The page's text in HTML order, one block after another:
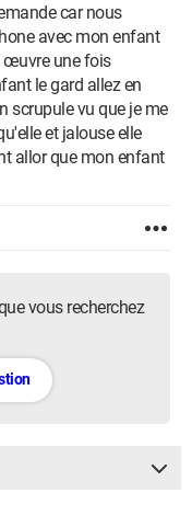
car nous
avec mon enfant
œuvre une fois
le gard allez en
scrupule vu que je me
et jalouse elle
allor que mon enfant
vous recherchez